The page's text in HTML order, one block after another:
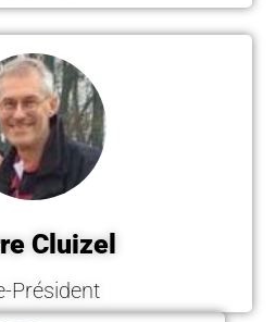
Cluizel
Président